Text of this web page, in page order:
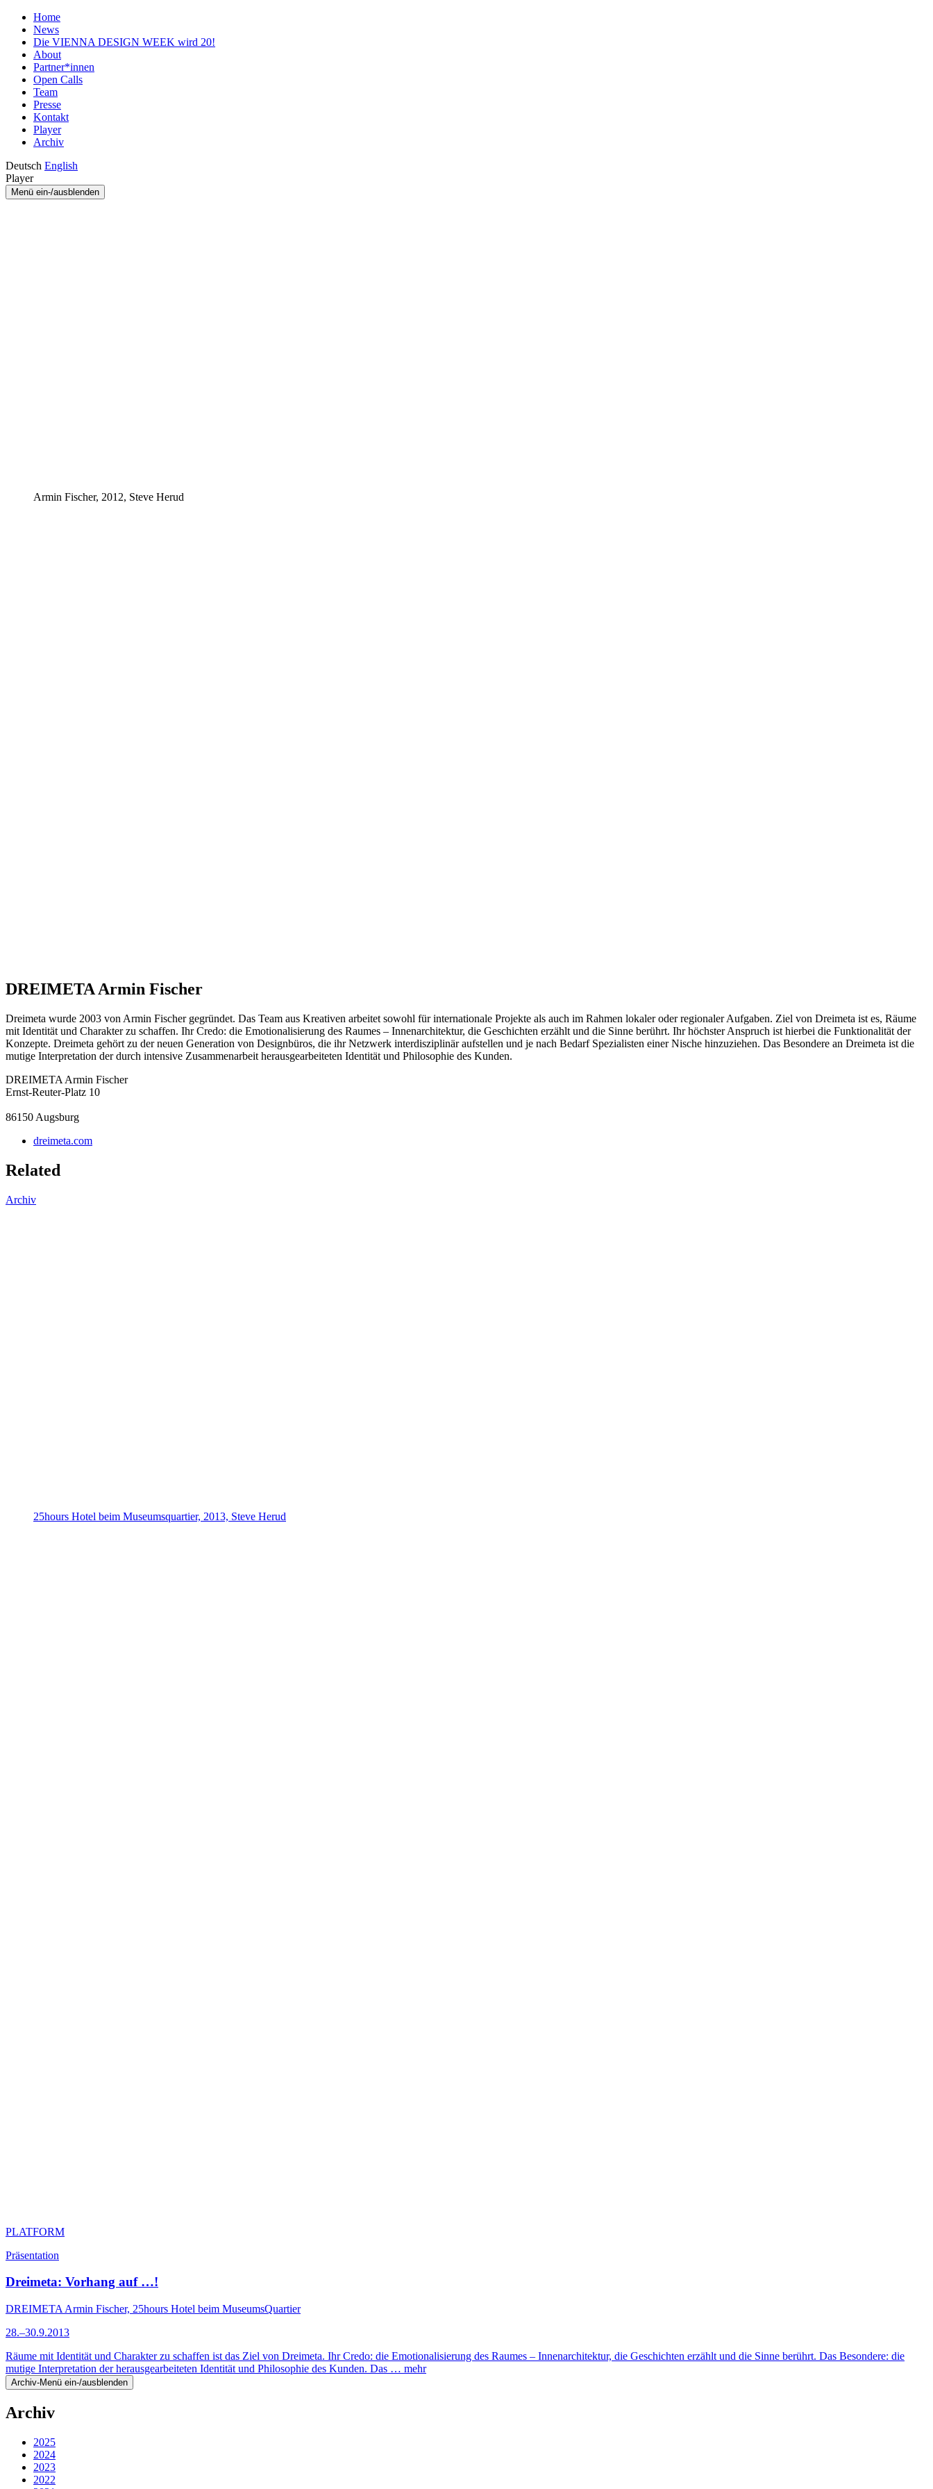
Home
News
Die VIENNA DESIGN WEEK wird 20!
About
Partner*innen
Open Calls
Team
Presse
Kontakt
Player
Archiv
Deutsch English
Player
Menü ein-/ausblenden
Armin Fischer, 2012, Steve Herud
DREIMETA Armin Fischer
Dreimeta wurde 2003 von Armin Fischer gegründet. Das Team aus Kreativen arbeitet sowohl für internationale Projekte als auch im Rahmen lokaler oder regionaler Aufgaben. Ziel von Dreimeta ist es, Räume
mit Identität und Charakter zu schaffen. Ihr Credo: die Emotionalisierung des Raumes – Innenarchitektur, die Geschichten erzählt und die Sinne berührt. Ihr höchster Anspruch ist hierbei die Funktionalität der
Konzepte. Dreimeta gehört zu der neuen Generation von Designbüros, die ihr Netzwerk interdisziplinär aufstellen und je nach Bedarf Spezialisten einer Nische hinzuziehen. Das Besondere an Dreimeta ist die
mutige Interpretation der durch intensive Zusammenarbeit herausgearbeiteten Identität und Philosophie des Kunden.
DREIMETA Armin Fischer
Ernst-Reuter-Platz 10
86150 Augsburg
dreimeta.com
Related
Archiv
25hours Hotel beim Museumsquartier, 2013, Steve Herud
PLATFORM
Präsentation
Dreimeta: Vorhang auf …!
DREIMETA Armin Fischer, 25hours Hotel beim MuseumsQuartier
28.–30.9.2013
Räume mit Identität und Charakter zu schaffen ist das Ziel von Dreimeta. Ihr Credo: die Emotionalisierung des Raumes – Innenarchitektur, die Geschichten erzählt und die Sinne berührt. Das Besondere: die
mutige Interpretation der herausgearbeiteten Identität und Philosophie des Kunden. Das … mehr
Archiv-Menü ein-/ausblenden
Archiv
2025
2024
2023
2022